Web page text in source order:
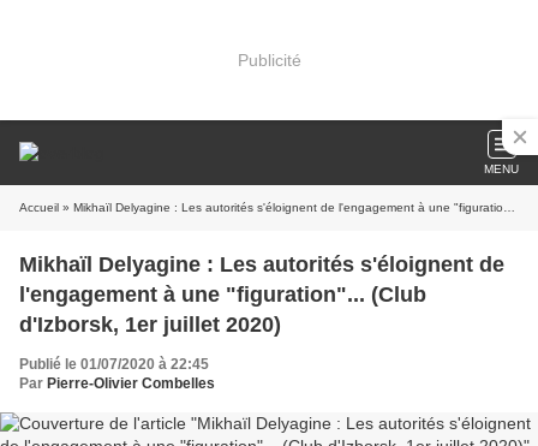
Publicité
MENU
Accueil » Mikhaïl Delyagine : Les autorités s'éloignent de l'engagement à une "figuration"... (Club d'Izborsk, 1er juillet 2020)
Mikhaïl Delyagine : Les autorités s'éloignent de
l'engagement à une "figuration"... (Club
d'Izborsk, 1er juillet 2020)
Publié le 01/07/2020 à 22:45
Par Pierre-Olivier Combelles